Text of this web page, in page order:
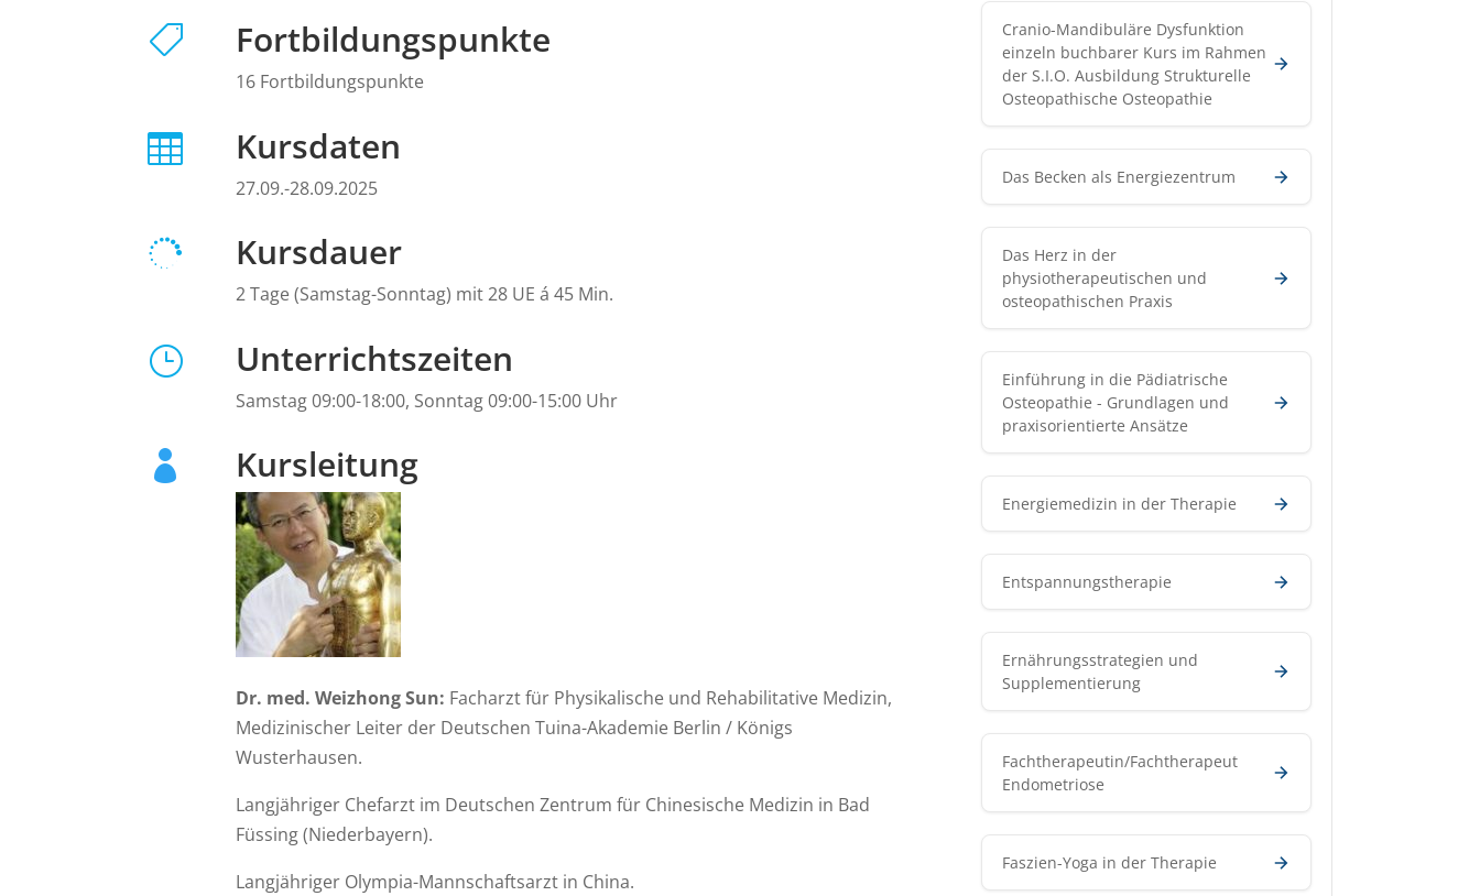
 Fortbildungspunkte
16 Fortbildungspunkte
 Kursdaten
27.09.-28.09.2025
 Kursdauer
2 Tage (Samstag-Sonntag) mit 28 UE á 45 Min.
} Unterrichtszeiten
Samstag 09:00-18:00, Sonntag 09:00-15:00 Uhr
 Kursleitung
Dr. med. Weizhong Sun: Facharzt für Physikalische und Rehabilitative Medizin,
Medizinischer Leiter der Deutschen Tuina-Akademie Berlin / Königs
Wusterhausen.
Langjähriger Chefarzt im Deutschen Zentrum für Chinesische Medizin in Bad
Füssing (Niederbayern).
Langjähriger Olympia-Mannschaftsarzt in China.
Cranio-Mandibuläre Dysfunktion
einzeln buchbarer Kurs im Rahmen
der S.I.O. Ausbildung Strukturelle
Osteopathische Osteopathie
Das Becken als Energiezentrum
Das Herz in der
physiotherapeutischen und
osteopathischen Praxis
Einführung in die Pädiatrische
Osteopathie - Grundlagen und
praxisorientierte Ansätze
Energiemedizin in der Therapie
Entspannungstherapie
Ernährungsstrategien und
Supplementierung
Fachtherapeutin/Fachtherapeut
Endometriose
Faszien-Yoga in der Therapie